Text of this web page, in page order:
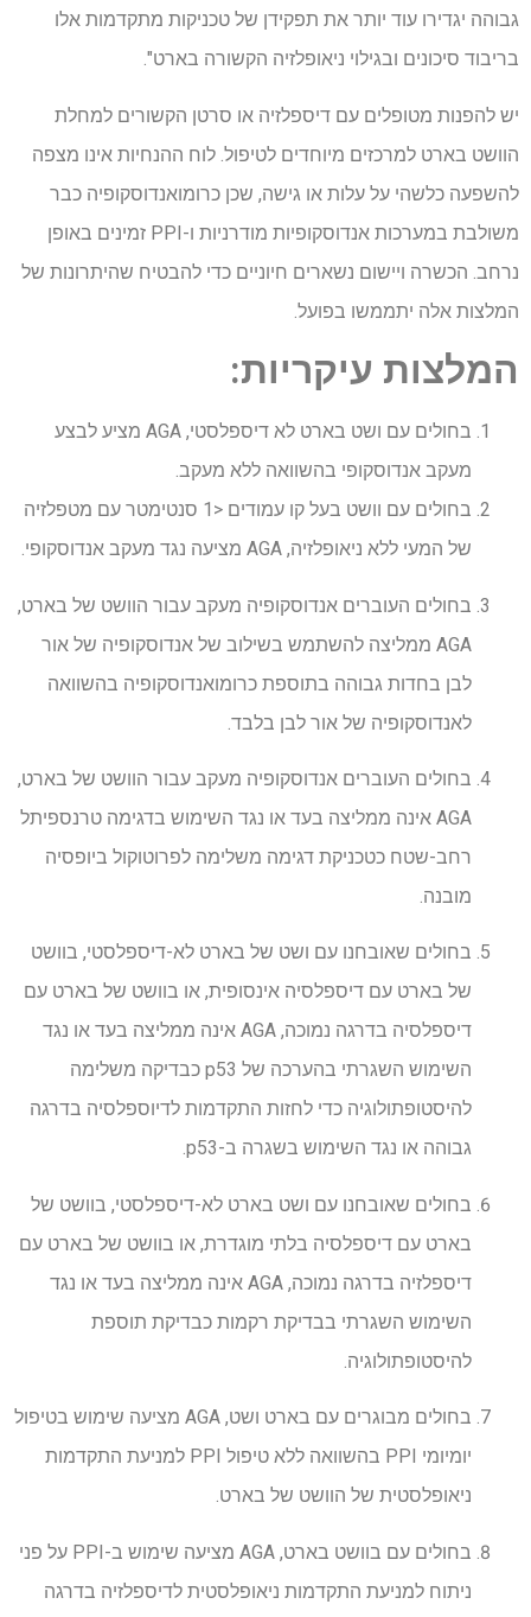
גבוהה יגדירו עוד יותר את תפקידן של טכניקות מתקדמות אלו
בריבוד סיכונים ובגילוי ניאופלזיה הקשורה בארט".
יש להפנות מטופלים עם דיספלזיה או סרטן הקשורים למחלת
הוושט בארט למרכזים מיוחדים לטיפול. לוח ההנחיות אינו מצפה
להשפעה כלשהי על עלות או גישה, שכן כרומואנדוסקופיה כבר
משולבת במערכות אנדוסקופיות מודרניות ו-PPI זמינים באופן
נרחב. הכשרה ויישום נשארים חיוניים כדי להבטיח שהיתרונות של
המלצות אלה יתממשו בפועל.
המלצות עיקריות:
בחולים עם ושט בארט לא דיספלסטי, AGA מציע לבצע
מעקב אנדוסקופי בהשוואה ללא מעקב.
בחולים עם וושט בעל קו עמודים <1 סנטימטר עם מטפלזיה
של המעי ללא ניאופלזיה, AGA מציעה נגד מעקב אנדוסקופי.
בחולים העוברים אנדוסקופיה מעקב עבור הוושט של בארט,
AGA ממליצה להשתמש בשילוב של אנדוסקופיה של אור
לבן בחדות גבוהה בתוספת כרומואנדוסקופיה בהשוואה
לאנדוסקופיה של אור לבן בלבד.
בחולים העוברים אנדוסקופיה מעקב עבור הוושט של בארט,
AGA אינה ממליצה בעד או נגד השימוש בדגימה טרנספיתל
רחב-שטח כטכניקת דגימה משלימה לפרוטוקול ביופסיה
מובנה.
בחולים שאובחנו עם ושט של בארט לא-דיספלסטי, בוושט
של בארט עם דיספלסיה אינסופית, או בוושט של בארט עם
דיספלסיה בדרגה נמוכה, AGA אינה ממליצה בעד או נגד
השימוש השגרתי בהערכה של p53 כבדיקה משלימה
להיסטופתולוגיה כדי לחזות התקדמות לדיוספלסיה בדרגה
גבוהה או נגד השימוש בשגרה ב-p53.
בחולים שאובחנו עם ושט בארט לא-דיספלסטי, בוושט של
בארט עם דיספלסיה בלתי מוגדרת, או בוושט של בארט עם
דיספלזיה בדרגה נמוכה, AGA אינה ממליצה בעד או נגד
השימוש השגרתי בבדיקת רקמות כבדיקת תוספת
להיסטופתולוגיה.
בחולים מבוגרים עם בארט ושט, AGA מציעה שימוש בטיפול
יומיומי PPI בהשוואה ללא טיפול PPI למניעת התקדמות
ניאופלסטית של הוושט של בארט.
בחולים עם בוושט בארט, AGA מציעה שימוש ב-PPI על פני
ניתוח למניעת התקדמות ניאופלסטית לדיספלזיה בדרגה